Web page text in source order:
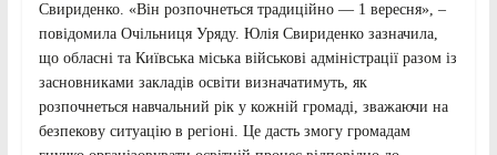
Свириденко. «Він розпочнеться традиційно — 1 вересня», –
повідомила Очільниця Уряду. Юлія Свириденко зазначила,
що обласні та Київська міська військові адміністрації разом із
засновниками закладів освіти визначатимуть, як
розпочнеться навчальний рік у кожній громаді, зважаючи на
безпекову ситуацію в регіоні. Це дасть змогу громадам